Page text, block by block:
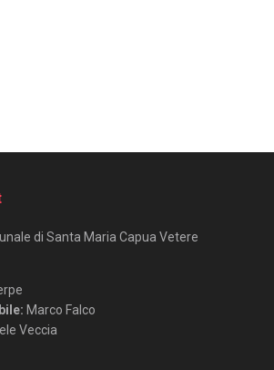
di Santa Maria Capua Vetere
Marco Falco
Veccia